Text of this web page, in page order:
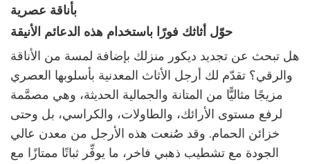
بأناقة عصرية
حوّل أثاثك فورًا باستخدام هذه الدعائم الأنيقة
هل تبحث عن تجديد ديكور منزلك بإضافة لمسة من الأناقة
والرقي؟ تقدّم لك أرجل الأثاث المعدنية بأسلوبها العصري
مزيجًا مثاليًّا من المتانة والجمالية الحديثة، وهي مصمَّمة
لرفع مستوى الأرائك، والطاولات، والكراسي، بل وحتى
خزائن الحمام. وقد صُنعت هذه الأرجل من معدن عالي
الجودة مع تشطيب ذهبي فاخر، ما يوفِّر ثباتًا ممتازًا مع